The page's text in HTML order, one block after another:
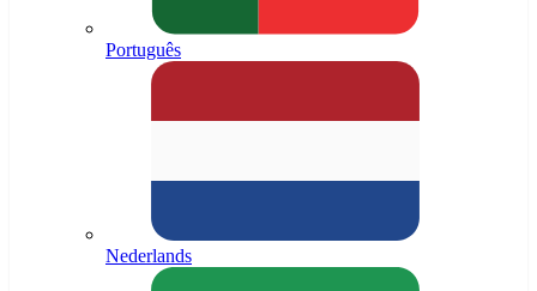
Português
Nederlands